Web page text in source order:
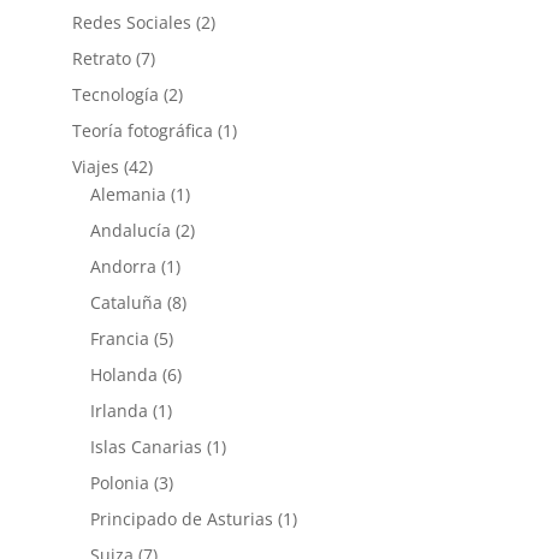
Redes Sociales (2)
Retrato(7)
Tecnología (2)
Teoría fotográfica (1)
Viajes (42)
Alemania (1)
Andalucía (2)
Andorra (1)
Cataluña (8)
Francia (5)
Holanda (6)
Irlanda (1)
Islas Canarias (1)
Polonia (3)
Principado de Asturias (1)